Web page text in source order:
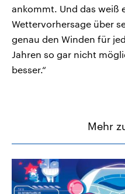
ankommt. Und das weiß
Wettervorhersage über
genau den Winden für
Jahren so gar nicht
besser.“
Mehr